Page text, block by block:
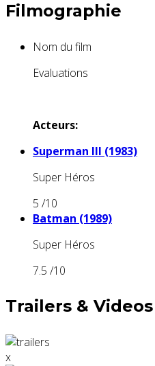
Filmographie
Nom du film
Evaluations
Acteurs:
Superman III (1983)
Super Héros
5 /10
Batman (1989)
Super Héros
7.5 /10
Trailers & Videos
x